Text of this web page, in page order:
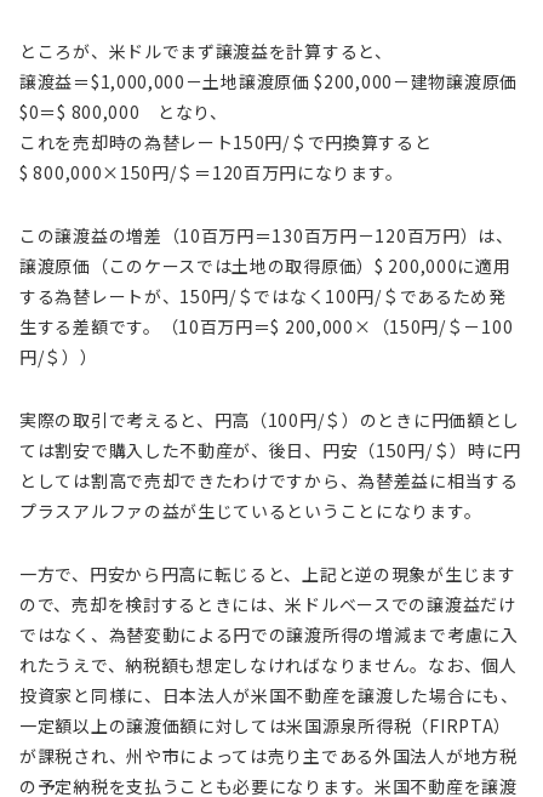
ところが、米ドルでまず譲渡益を計算すると、
譲渡益＝$1,000,000－土地譲渡原価 $200,000－建物譲渡原価
$0＝$ 800,000 となり、
これを売却時の為替レート150円/＄で円換算すると
$ 800,000×150円/＄＝120百万円になります。
この譲渡益の増差（10百万円＝130百万円－120百万円）は、
譲渡原価（このケースでは土地の取得原価）$ 200,000に適用
する為替レートが、150円/＄ではなく100円/＄であるため発
生する差額です。（10百万円＝$ 200,000×（150円/＄－100
円/＄））
実際の取引で考えると、円高（100円/＄）のときに円価額とし
ては割安で購入した不動産が、後日、円安（150円/＄）時に円
としては割高で売却できたわけですから、為替差益に相当する
プラスアルファの益が生じているということになります。
一方で、円安から円高に転じると、上記と逆の現象が生じます
ので、売却を検討するときには、米ドルベースでの譲渡益だけ
ではなく、為替変動による円での譲渡所得の増減まで考慮に入
れたうえで、納税額も想定しなければなりません。なお、個人
投資家と同様に、日本法人が米国不動産を譲渡した場合にも、
一定額以上の譲渡価額に対しては米国源泉所得税（FIRPTA）
が課税され、州や市によっては売り主である外国法人が地方税
の予定納税を支払うことも必要になります。米国不動産を譲渡